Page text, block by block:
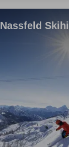
Nassfeld